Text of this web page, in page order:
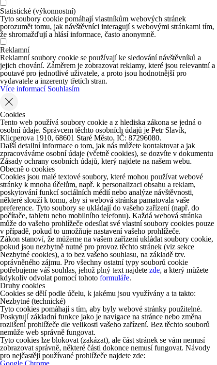
Statistické (výkonnostní)
Tyto soubory cookie pomáhají vlastníkům webových stránek
porozumět tomu, jak návštěvníci interagují s webovými stránkami tím,
že shromažďují a hlásí informace, často anonymně.
Reklamní
Reklamní soubory cookie se používají ke sledování návštěvníků a
jejich chování. Záměrem je zobrazovat reklamy, které jsou relevantní a
poutavé pro jednotlivé uživatele, a proto jsou hodnotnější pro
vydavatele a inzerenty třetích stran.
Více informací Souhlasím
Cookies
Tento web používá soubory cookie a z hlediska zákona se jedná o
osobní údaje. Správcem těchto osobních údajů je Petr Slavík,
Klicperova 1910, 68601 Staré Město, IČ: 87296080.
Další detailní informace o tom, jak nás můžete kontaktovat a jak
zpracováváme osobní údaje (včetně cookies), se dozvíte v dokumentu
Zásady ochrany osobních údajů, který najdete na našem webu.
Obecně o cookies
Cookies jsou malé textové soubory, které mohou používat webové
stránky k mnoha účelům, např. k personalizaci obsahu a reklam,
poskytování funkcí sociálních médií nebo analýze návštěvnosti,
některé slouží k tomu, aby si webová stránka pamatovala vaše
preference. Tyto soubory se ukládají do vašeho zařízení (např. do
počítače, tabletu nebo mobilního telefonu). Každá webová stránka
může do vašeho prohlížeče odesílat své vlastní soubory cookies pouze
v případě, pokud to umožňuje nastavení vašeho prohlížeče.
Zákon stanoví, že můžeme na vašem zařízení ukládat soubory cookie,
pokud jsou nezbytně nutné pro provoz těchto stránek (viz sekce
Nezbytné cookies), a to bez vašeho souhlasu, na základě tzv.
oprávněného zájmu. Pro všechny ostatní typy souborů cookie
potřebujeme váš souhlas, jehož plný text najdete zde, a který můžete
kdykoliv odvolat pomocí tohoto formuláře.
Druhy cookies
Cookies se dělí podle účelu, k jakému jsou využívány a ta takto:
Nezbytné (technické)
Tyto cookies pomáhají s tím, aby byly webové stránky použitelné.
Poskytují základní funkce jako je navigace na stránce nebo změna
rozlišení prohlížeče dle velikosti vašeho zařízení. Bez těchto souborů
nemůže web správně fungovat.
Tyto cookies lze blokovat (zakázat), ale část stránek se vám nemusí
zobrazovat správně, některé části dokonce nemusí fungovat. Návody
pro nejčastěji používané prohlížeče najdete zde:
Google Chrome